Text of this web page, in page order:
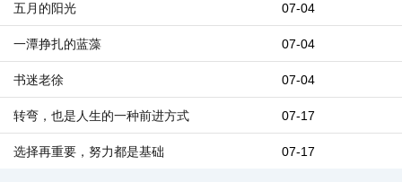
07-04
五月的阳光
07-04
一潭挣扎的蓝藻
07-04
书迷老徐
07-17
转弯，也是人生的一种前进方式
07-17
选择再重要，努力都是基础